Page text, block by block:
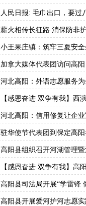
人民日报: 毛巾出口，要过
薪火相传长征路 消保防非
小王果庄镇：筑牢三夏安
加拿大媒体代表团访问高阳
河北高阳：外语志愿服务
【感恩奋进 双争有我】西
河北高阳：信用修复让企
驻华使节代表团到保定高
高阳县组织召开河湖管理
【感恩奋进 双争有我】高
高阳县司法局开展“学雷锋
高阳县开展爱河护河志愿